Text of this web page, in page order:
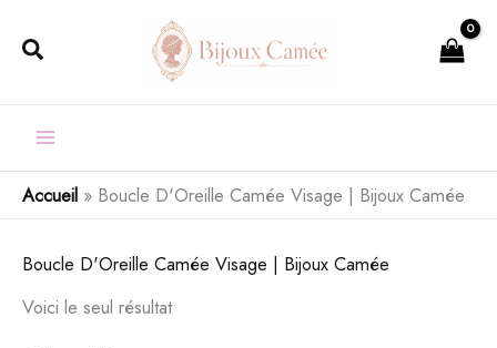
Rechercher
Accueil » Boucle D'Oreille Camée Visage | Bijoux Camée
Boucle D'Oreille Camée Visage | Bijoux Camée
Voici le seul résultat